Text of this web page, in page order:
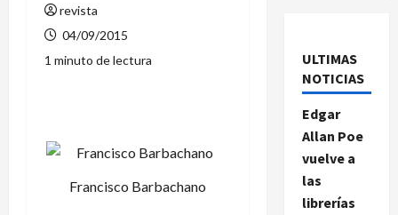
revista
04/09/2015
1 minuto de lectura
Francisco Barbachano
ULTIMAS
NOTICIAS
Edgar
Allan Poe
vuelve a
las
librerías